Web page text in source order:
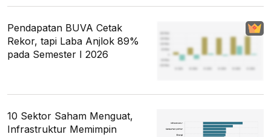
Pendapatan BUVA Cetak
Rekor, tapi Laba Anjlok 89%
pada Semester I 2026
10 Sektor Saham Menguat,
Infrastruktur Memimpin